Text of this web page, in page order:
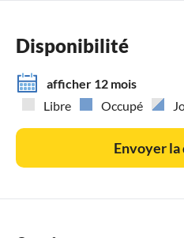
Disponibilité
afficher 12 mois
Libre
Occupé
Envoyer la